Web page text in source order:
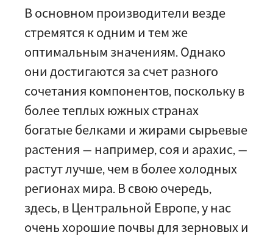
В основном производители везде
стремятся к одним и тем же
оптимальным значениям. Однако
они достигаются за счет разного
сочетания компонентов, поскольку в
более теплых южных странах
богатые белками и жирами сырьевые
растения — например, соя и арахис, —
растут лучше, чем в более холодных
регионах мира. В свою очередь,
здесь, в Центральной Европе, у нас
очень хорошие почвы для зерновых и